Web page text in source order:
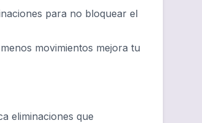
para no bloquear el
movimientos mejora tu
eliminaciones que